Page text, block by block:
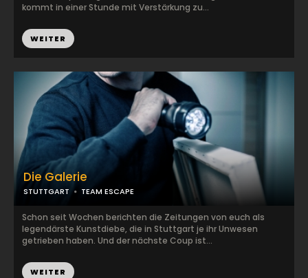
kommt in einer Stunde mit Verstärkung zu...
WEITER
Die Galerie
STUTTGART TEAM ESCAPE
Schon seit Wochen berichten die Zeitungen von euch als
legendärste Kunstdiebe, die in Stuttgart je ihr Unwesen
getrieben haben. Und der nächste Coup ist...
WEITER